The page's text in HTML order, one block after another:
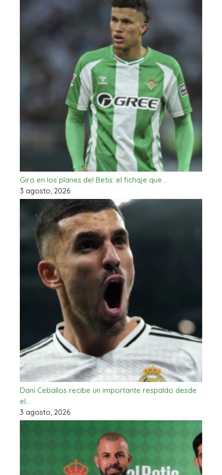
Giro en los planes del Betis: el fichaje que…
3 agosto, 2026
Dani Ceballos recibe un importante respaldo desde
el…
3 agosto, 2026